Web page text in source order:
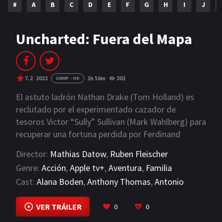
AÑOS
2023
2021 2020
2019 2018
2014 2006
2002 2001
2000 1990
SERIES
PELICULAS
# A B C D E F G H I J
Uncharted: Fuera del Mapa
7.2 2022 1080P - HD 1h 56m 301
El astuto ladrón Nathan Drake (Tom Holland) es
reclutado por el experimentado cazador de
tesoros Victor “Sully” Sullivan (Mark Wahlberg) para
recuperar una fortuna perdida por Ferdinand
trabajo de atraco para el dúo se convierte en una
carrera trotamundos y nudillos blancos para
alcanzar el premio antes que el despiadado
Moncada (Antonio Banderas), quien cree que él y
su familia son los legítimos herederos. Si Nate y
Director: Mathias Datow, Ruben Fleischer
Genre: Acción,Apple tv+,Aventura, Familia
Cast: Alana Boden,Anthony Thomas,Antonio
Banderas
VIEW MORE
VER TRÁILER 0 0